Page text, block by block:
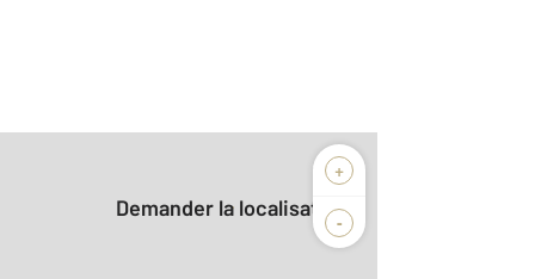
+
-
Demander la localisation